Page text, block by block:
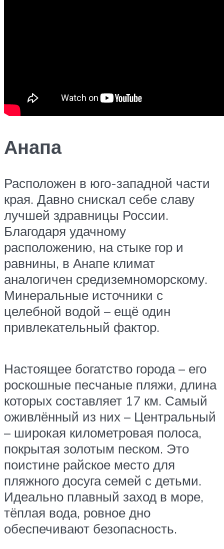
Анапа
Расположен в юго-западной части
края. Давно снискал себе славу
лучшей здравницы России.
Благодаря удачному
расположению, на стыке гор и
равнины, в Анапе климат
аналогичен средиземноморскому.
Минеральные источники с
целебной водой – ещё один
привлекательный фактор.
Настоящее богатство города – его
роскошные песчаные пляжи, длина
которых составляет 17 км. Самый
оживлённый из них – Центральный
– широкая километровая полоса,
покрытая золотым песком. Это
поистине райское место для
пляжного досуга семей с детьми.
Идеально плавный заход в море,
тёплая вода, ровное дно
обеспечивают безопасность.